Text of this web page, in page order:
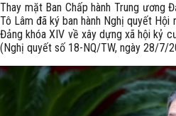
Thay mặt Ban Chấp hành Trung ương
Tô Lâm đã ký ban hành Nghị quyết Hội
Đảng khóa XIV về xây dựng xã hội kỷ
(Nghị quyết số 18-NQ/TW, ngày 28/7/